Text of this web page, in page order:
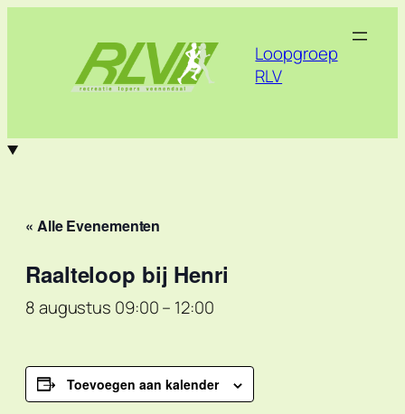
Loopgroep
RLV
« Alle Evenementen
Raalteloop bij Henri
8 augustus 09:00– 12:00
Toevoegen aan kalender